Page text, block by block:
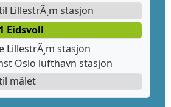
LillestrÃ¸m stasjon
Eidsvoll
LillestrÃ¸m stasjon
Oslo lufthavn stasjon
målet